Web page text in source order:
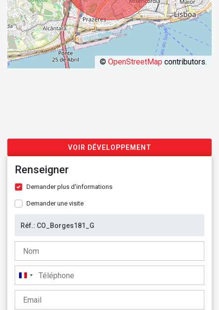
© OpenStreetMap contributors.
VOIR DÉVELOPPEMENT
Renseigner
Demander plus d'informations
Demander une visite
France
+33